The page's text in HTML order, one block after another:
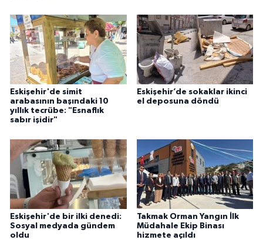
Eskişehir'de simit
arabasının başındaki 10
yıllık tecrübe: "Esnaflık
sabır işidir"
Eskişehir’de sokaklar ikinci
el deposuna döndü
Eskişehir'de bir ilki denedi:
Sosyal medyada gündem
oldu
Takmak Orman Yangın İlk
Müdahale Ekip Binası
hizmete açıldı